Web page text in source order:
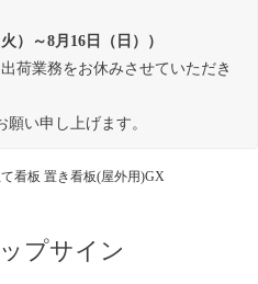
）～8月16日（日））
荷業務をお休みさせていただき
い申し上げます。
看板 置き看板(屋外用)GX
プサイン